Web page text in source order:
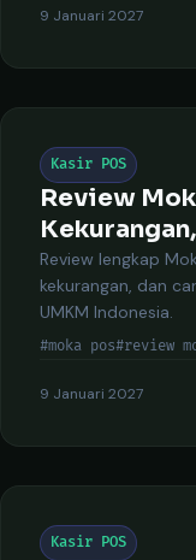
9 Januari 2027
Kasir POS
Review
Review lengkap
kekurangan, dan
UMKM Indonesia.
#moka pos#review
9 Januari 2027
Kasir POS